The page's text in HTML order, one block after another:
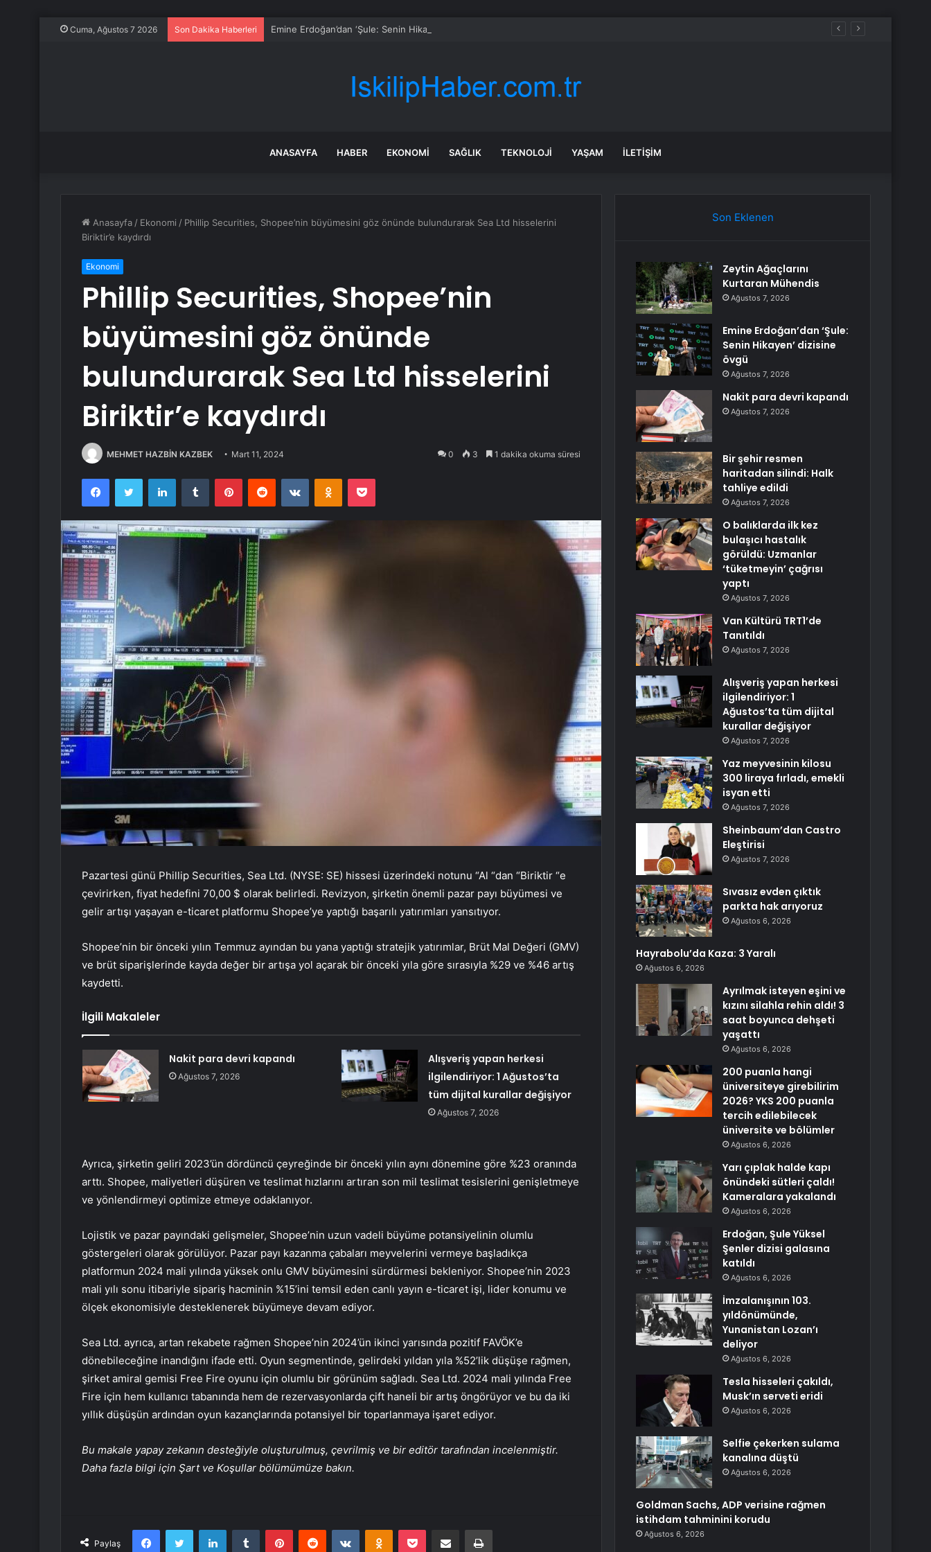
Cuma, Ağustos 7 2026 Son Dakika Haberleri Emine Erdoğan’dan ‘Şule: Senin Hikayen’ dizisine övgü
ANASAYFA HABER EKONOMI SAĞLIK TEKNOLOJI YAŞAM İLETIŞIM
Anasayfa / Ekonomi / Phillip Securities, Shopee’nin büyümesini göz önünde bulundurarak Sea Ltd hisselerini
Biriktir’e kaydırdı
Ekonomi
Phillip Securities, Shopee’nin
büyümesini göz önünde
bulundurarak Sea Ltd hisselerini
Biriktir’e kaydırdı
MEHMET HAZBİN KAZBEK Mart 11, 2024 0 3 1 dakika okuma süresi
FacebookTwitter LinkedInTumblr PinterestReddit VKontakteOdnoklassniki
Pocket
Pazartesi günü Phillip Securities, Sea Ltd. (NYSE: SE) hissesi üzerindeki notunu “Al “dan “Biriktir “e
çevirirken, fiyat hedefini 70,00 $ olarak belirledi. Revizyon, şirketin önemli pazar payı büyümesi ve
gelir artışı yaşayan e-ticaret platformu Shopee’ye yaptığı başarılı yatırımları yansıtıyor.
Shopee’nin bir önceki yılın Temmuz ayından bu yana yaptığı stratejik yatırımlar, Brüt Mal Değeri (GMV)
ve brüt siparişlerinde kayda değer bir artışa yol açarak bir önceki yıla göre sırasıyla %29 ve %46 artış
kaydetti.
İlgili Makaleler
Nakit para devri kapandı
Ağustos 7, 2026
Alışveriş yapan herkesi
ilgilendiriyor: 1 Ağustos’ta
tüm dijital kurallar değişiyor
Ağustos 7, 2026
Ayrıca, şirketin geliri 2023’ün dördüncü çeyreğinde bir önceki yılın aynı dönemine göre %23 oranında
arttı. Shopee, maliyetleri düşüren ve teslimat hızlarını artıran son mil teslimat tesislerini genişletmeye
ve yönlendirmeyi optimize etmeye odaklanıyor.
Lojistik ve pazar payındaki gelişmeler, Shopee’nin uzun vadeli büyüme potansiyelinin olumlu
göstergeleri olarak görülüyor. Pazar payı kazanma çabaları meyvelerini vermeye başladıkça
platformun 2024 mali yılında yüksek onlu GMV büyümesini sürdürmesi bekleniyor. Shopee’nin 2023
mali yılı sonu itibariyle sipariş hacminin %15’ini temsil eden canlı yayın e-ticaret işi, lider konumu ve
ölçek ekonomisiyle desteklenerek büyümeye devam ediyor.
Sea Ltd. ayrıca, artan rekabete rağmen Shopee’nin 2024’ün ikinci yarısında pozitif FAVÖK’e
dönebileceğine inandığını ifade etti. Oyun segmentinde, gelirdeki yıldan yıla %52’lik düşüşe rağmen,
şirket amiral gemisi Free Fire oyunu için olumlu bir görünüm sağladı. Sea Ltd. 2024 mali yılında Free
Fire için hem kullanıcı tabanında hem de rezervasyonlarda çift haneli bir artış öngörüyor ve bu da iki
yıllık düşüşün ardından oyun kazançlarında potansiyel bir toparlanmaya işaret ediyor.
Bu makale yapay zekanın desteğiyle oluşturulmuş, çevrilmiş ve bir editör tarafından incelenmiştir.
Daha fazla bilgi için Şart ve Koşullar bölümümüze bakın.
Paylaş
FacebookTwitter LinkedInTumblr PinterestReddit VKontakteOdnoklassniki
Pocket E-Posta ile paylaş Yazdır
Son Eklenen
Zeytin Ağaçlarını
Kurtaran Mühendis
Ağustos 7, 2026
Emine Erdoğan’dan ‘Şule:
Senin Hikayen’ dizisine
övgü
Ağustos 7, 2026
Nakit para devri kapandı
Ağustos 7, 2026
Bir şehir resmen
haritadan silindi: Halk
tahliye edildi
Ağustos 7, 2026
O balıklarda ilk kez
bulaşıcı hastalık
görüldü: Uzmanlar
‘tüketmeyin’ çağrısı
yaptı
Ağustos 7, 2026
Van Kültürü TRT1’de
Tanıtıldı
Ağustos 7, 2026
Alışveriş yapan herkesi
ilgilendiriyor: 1
Ağustos’ta tüm dijital
kurallar değişiyor
Ağustos 7, 2026
Yaz meyvesinin kilosu
300 liraya fırladı, emekli
isyan etti
Ağustos 7, 2026
Sheinbaum’dan Castro
Eleştirisi
Ağustos 7, 2026
Sıvasız evden çıktık
parkta hak arıyoruz
Ağustos 6, 2026
Hayrabolu’da Kaza: 3 Yaralı
Ağustos 6, 2026
Ayrılmak isteyen eşini ve
kızını silahla rehin aldı! 3
saat boyunca dehşeti
yaşattı
Ağustos 6, 2026
200 puanla hangi
üniversiteye girebilirim
2026? YKS 200 puanla
tercih edilebilecek
üniversite ve bölümler
Ağustos 6, 2026
Yarı çıplak halde kapı
önündeki sütleri çaldı!
Kameralara yakalandı
Ağustos 6, 2026
Erdoğan, Şule Yüksel
Şenler dizisi galasına
katıldı
Ağustos 6, 2026
İmzalanışının 103.
yıldönümünde,
Yunanistan Lozan’ı
deliyor
Ağustos 6, 2026
Tesla hisseleri çakıldı,
Musk’ın serveti eridi
Ağustos 6, 2026
Selfie çekerken sulama
kanalına düştü
Ağustos 6, 2026
Goldman Sachs, ADP verisine rağmen
istihdam tahminini korudu
Ağustos 6, 2026